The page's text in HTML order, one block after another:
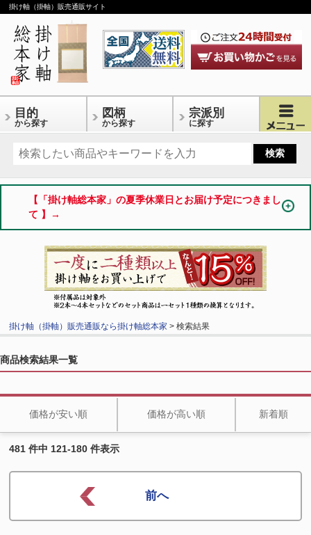
掛け軸（掛軸）販売通販サイト
目的
から探す
図柄
から探す
宗派別
に探す
【「掛け軸総本家」の夏季休業日とお届け予定につきまし
て 】→
掛け軸（掛軸）販売通販なら掛け軸総本家 > 検索結果
商品検索結果一覧
価格が安い順 価格が高い順 新着順
481 件中 121-180 件表示